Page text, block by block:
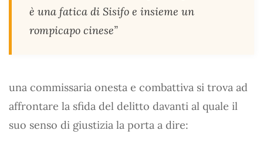
è una fatica di Sisifo e insieme un
rompicapo cinese”
una commissaria onesta e combattiva si trova ad
affrontare la sfida del delitto davanti al quale il
suo senso di giustizia la porta a dire: